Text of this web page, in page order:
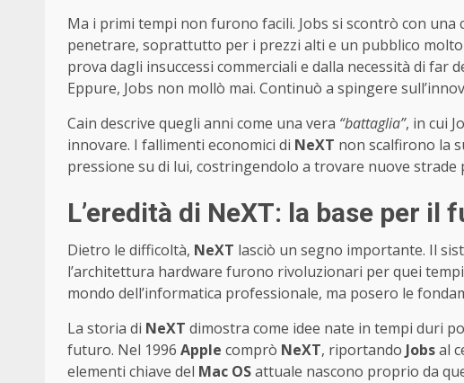
Ma i primi tempi non furono facili. Jobs si scontrò con
penetrare, soprattutto per i prezzi alti e un pubblico molto
prova dagli insuccessi commerciali e dalla necessità di
Eppure, Jobs non mollò mai. Continuò a spingere
Cain descrive quegli anni come una vera “battaglia”, in cui
innovare. I fallimenti economici di NeXT non scalfirono la
pressione su di lui, costringendolo a trovare nuove strade
L’eredità di NeXT: la base per il
Dietro le difficoltà, NeXT lasciò un segno importante. Il
l’architettura hardware furono rivoluzionari per quei
mondo dell’informatica professionale, ma posero le
La storia di NeXT dimostra come idee nate in tempi duri
futuro. Nel 1996 Apple comprò NeXT, riportando Jobsal
elementi chiave del Mac OSattuale nascono proprio da